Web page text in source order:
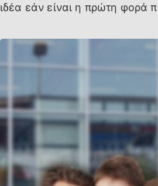
ιδέα εάν είναι η πρώτη φορά